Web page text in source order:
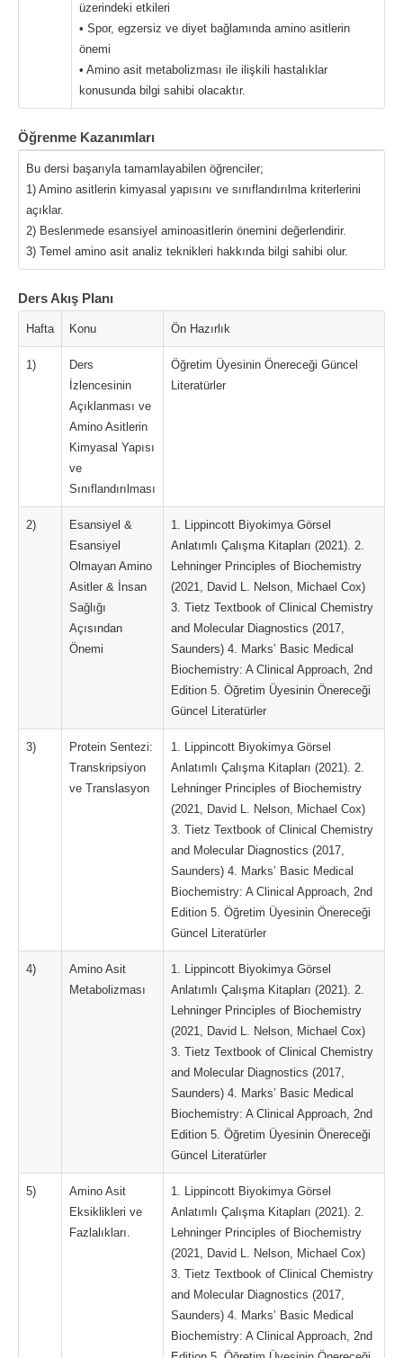
üzerindeki etkileri
• Spor, egzersiz ve diyet bağlamında amino asitlerin
önemi
• Amino asit metabolizması ile ilişkili hastalıklar
konusunda bilgi sahibi olacaktır.
Öğrenme Kazanımları
Bu dersi başarıyla tamamlayabilen öğrenciler;
1) Amino asitlerin kimyasal yapısını ve sınıflandırılma kriterlerini
açıklar.
2) Beslenmede esansiyel aminoasitlerin önemini değerlendirir.
3) Temel amino asit analiz teknikleri hakkında bilgi sahibi olur.
Ders Akış Planı
Hafta Konu Ön Hazırlık
1)
Ders
İzlencesinin
Açıklanması ve
Amino Asitlerin
Kimyasal Yapısı
ve
Sınıflandırılması
Öğretim Üyesinin Önereceği Güncel
Literatürler
2)
Esansiyel &
Esansiyel
Olmayan Amino
Asitler & İnsan
Sağlığı
Açısından
Önemi
1. Lippincott Biyokimya Görsel
Anlatımlı Çalışma Kitapları (2021). 2.
Lehninger Principles of Biochemistry
(2021, David L. Nelson, Michael Cox)
3. Tietz Textbook of Clinical Chemistry
and Molecular Diagnostics (2017,
Saunders) 4. Marks’ Basic Medical
Biochemistry: A Clinical Approach, 2nd
Edition 5. Öğretim Üyesinin Önereceği
Güncel Literatürler
3)
Protein Sentezi:
Transkripsiyon
ve Translasyon
1. Lippincott Biyokimya Görsel
Anlatımlı Çalışma Kitapları (2021). 2.
Lehninger Principles of Biochemistry
(2021, David L. Nelson, Michael Cox)
3. Tietz Textbook of Clinical Chemistry
and Molecular Diagnostics (2017,
Saunders) 4. Marks’ Basic Medical
Biochemistry: A Clinical Approach, 2nd
Edition 5. Öğretim Üyesinin Önereceği
Güncel Literatürler
4)
Amino Asit
Metabolizması
1. Lippincott Biyokimya Görsel
Anlatımlı Çalışma Kitapları (2021). 2.
Lehninger Principles of Biochemistry
(2021, David L. Nelson, Michael Cox)
3. Tietz Textbook of Clinical Chemistry
and Molecular Diagnostics (2017,
Saunders) 4. Marks’ Basic Medical
Biochemistry: A Clinical Approach, 2nd
Edition 5. Öğretim Üyesinin Önereceği
Güncel Literatürler
5)
Amino Asit
Eksiklikleri ve
Fazlalıkları.
1. Lippincott Biyokimya Görsel
Anlatımlı Çalışma Kitapları (2021). 2.
Lehninger Principles of Biochemistry
(2021, David L. Nelson, Michael Cox)
3. Tietz Textbook of Clinical Chemistry
and Molecular Diagnostics (2017,
Saunders) 4. Marks’ Basic Medical
Biochemistry: A Clinical Approach, 2nd